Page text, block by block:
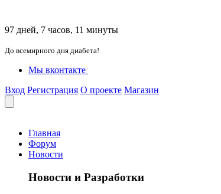
97 дней, 7 часов, 11 минуты
До всемирного дня диабета!
Мы вконтакте
Вход Регистрация О проекте Магазин
Главная
Форум
Новости
Новости и Разработки